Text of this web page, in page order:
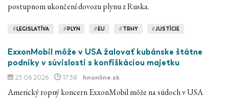
postupnom ukončení dovozu plynu z Ruska.
# LEGISLATÍVA # PLYN # EU #TRHY #JUSTÍCIE
ExxonMobil môže v USA žalovať kubánske štátne
podniky v súvislosti s konfiškáciou majetku
23.06.2026 17:38 hnonline.sk
Americký ropný koncern ExxonMobil môže na súdoch v USA